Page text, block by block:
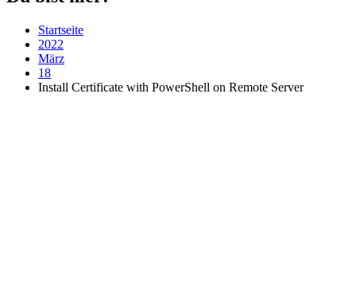
Startseite
2022
März
18
Install Certificate with PowerShell on Remote Server